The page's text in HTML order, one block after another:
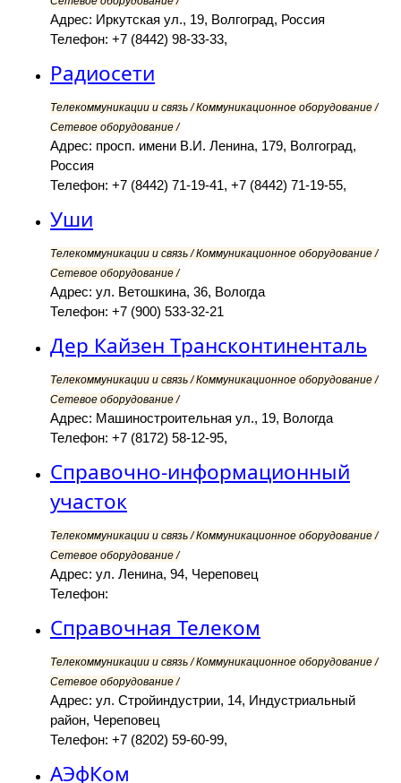
Адрес: Иркутская ул., 19, Волгоград, Россия
Телефон: +7 (8442) 98-33-33,
Радиосети
Телекоммуникации и связь / Коммуникационное оборудование /
Сетевое оборудование /
Адрес: просп. имени В.И. Ленина, 179, Волгоград,
Россия
Телефон: +7 (8442) 71-19-41, +7 (8442) 71-19-55,
Уши
Телекоммуникации и связь / Коммуникационное оборудование /
Сетевое оборудование /
Адрес: ул. Ветошкина, 36, Вологда
Телефон: +7 (900) 533-32-21
Дер Кайзен Трансконтиненталь
Телекоммуникации и связь / Коммуникационное оборудование /
Сетевое оборудование /
Адрес: Машиностроительная ул., 19, Вологда
Телефон: +7 (8172) 58-12-95,
Справочно-информационный
участок
Телекоммуникации и связь / Коммуникационное оборудование /
Сетевое оборудование /
Адрес: ул. Ленина, 94, Череповец
Телефон:
Справочная Телеком
Телекоммуникации и связь / Коммуникационное оборудование /
Сетевое оборудование /
Адрес: ул. Стройиндустрии, 14, Индустриальный
район, Череповец
Телефон: +7 (8202) 59-60-99,
АЭфКом